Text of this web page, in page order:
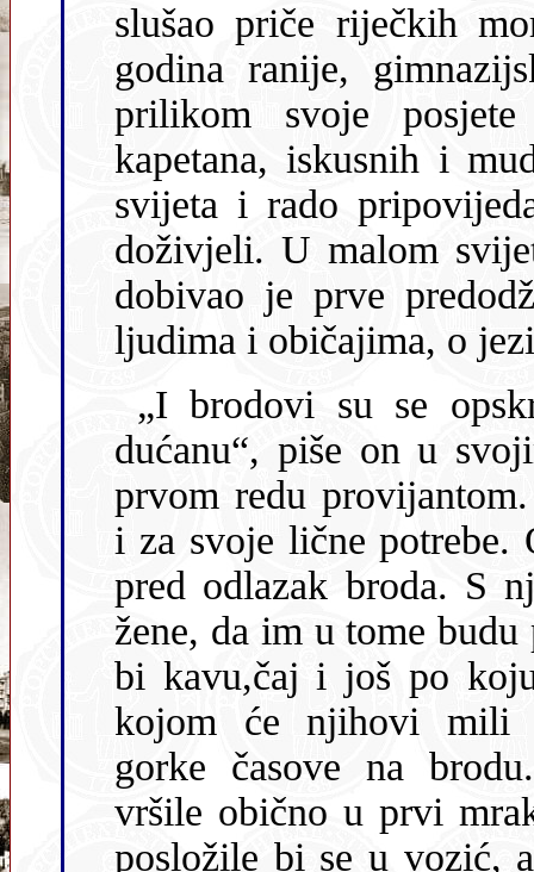
slušao priče riječkih mornara. Podjednako tako, dvadesetak
godina ranije, gimnazijski
prilikom svoje
kapetana, iskusnih i
svijeta i rado pripovijedali o onome što su u svome životu
doživjeli. U malom svijetu Bastijančićeve trgovine
dobivao je prve
ljudima i običajima, o
„I brodovi su se opskrbljivali u našem
dućanu“, piše on u
prvom redu
i za svoje lične potrebe.
pred odlazak broda. S
žene, da im u tome budu pri ruci.
bi kavu,čaj i još po
kojom će njihovi mili zaslađivati
gorke časove na
vršile obično u prvi mrak. Kupljene stvari
posložile bi se u vozić, a na